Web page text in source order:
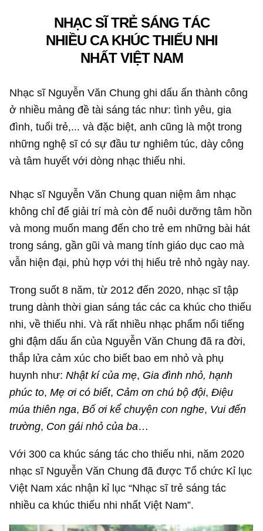
NHẠC SĨ TRẺ SÁNG TÁC
NHIỀU CA KHÚC THIẾU NHI
NHẤT VIỆT NAM
Nhạc sĩ Nguyễn Văn Chung ghi dấu ấn thành công
ở nhiều mảng đề tài sáng tác như: tình yêu, gia
đình, tuổi trẻ,... và đặc biệt, anh cũng là một trong
những nghệ sĩ có sự đầu tư nghiêm túc, dày công
và tâm huyết với dòng nhạc thiếu nhi.
Nhạc sĩ Nguyễn Văn Chung quan niệm âm nhạc
không chỉ để giải trí mà còn để nuôi dưỡng tâm hồn
và mong muốn mang đến cho trẻ em những bài hát
trong sáng, gần gũi và mang tính giáo dục cao mà
vẫn hiện đại, phù hợp với thị hiếu trẻ nhỏ ngày nay.
Trong suốt 8 năm, từ 2012 đến 2020, nhạc sĩ tập
trung dành thời gian sáng tác các ca khúc cho thiếu
nhi, về thiếu nhi. Và rất nhiều nhạc phẩm nổi tiếng
ghi đậm dấu ấn của Nguyễn Văn Chung đã ra đời,
thắp lửa cảm xúc cho biết bao em nhỏ và phụ
huynh như:Nhật kí của mẹ, Gia đình nhỏ, hạnh
phúc to,Mẹ ơi có biết, Cảm ơn chú bộ đội,Điệu
múa thiên nga,Bố ơi kể chuyện con nghe, Vui đến
trường, Con gái nhỏ của ba…
Với 300 ca khúc sáng tác cho thiếu nhi, năm 2020
nhạc sĩ Nguyễn Văn Chung đã được Tổ chức Kỉ lục
Việt Nam xác nhận kỉ lục “Nhạc sĩ trẻ sáng tác
nhiều ca khúc thiếu nhi nhất Việt Nam”.